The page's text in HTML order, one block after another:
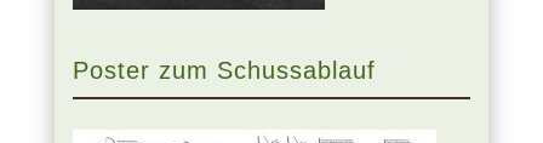
Poster zum Schussablauf